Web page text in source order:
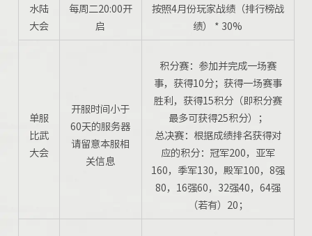
水陆
大会
每周二20:00开
启
按照4月份玩家战绩（排行榜战
绩） * 30%
单服
比武
大会
开服时间小于
60天的服务器
请留意本服相
关信息
积分赛：参加并完成一场赛
事，获得10分；获得一场赛事
胜利，获得15积分（即积分赛
最多可获得25积分）；
总决赛：根据成绩排名获得对
应的积分：冠军200，亚军
160，季军130，殿军100，8强
80，16强60，32强40，64强
（若有）20；